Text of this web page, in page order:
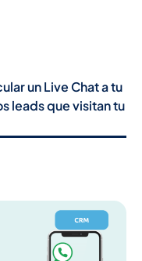
un Live Chat a tu
leads que visitan tu